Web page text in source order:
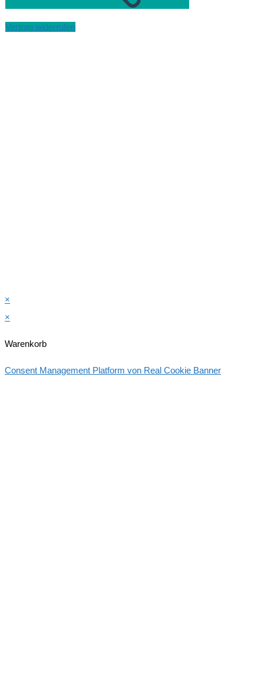
Vertrag widerrufen
×
×
Warenkorb
Consent Management Platform von Real Cookie Banner